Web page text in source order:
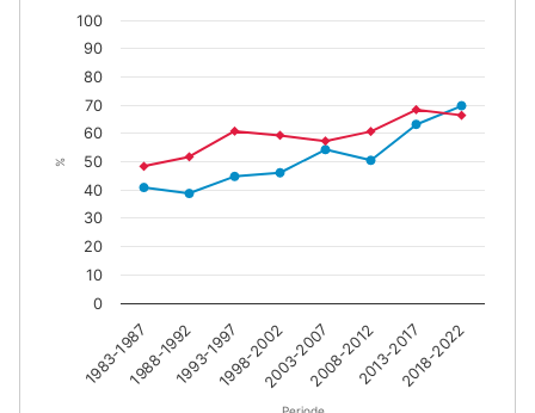
%
1983-19871988-19921993-19971998-20022003-20072008-20122013-20172018-2022
0
10
20
30
40
50
60
70
80
90
100